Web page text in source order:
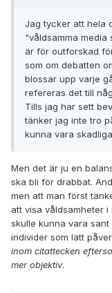
Jag tycker att hela
"våldsamma
är för outforskad
som om debatten
blossar upp varje
refereras det till
Tills jag har sett
tänker jag inte tro
kunna vara
Men det är ju en
ska bli för drabbat.
men att man först
att visa våldsamheter
skulle kunna vara
individer som lätt
inom citattecken
mer objektiv.